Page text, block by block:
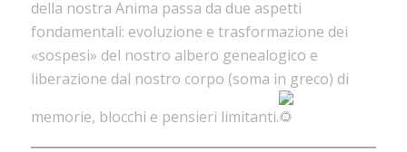
della nostra Anima passa da due aspetti
fondamentali: evoluzione e trasformazione dei
«sospesi» del nostro albero genealogico e
liberazione dal nostro corpo (soma in greco) di
memorie, blocchi e pensieri limitanti.